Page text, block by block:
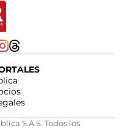
S.A.S. Todos los